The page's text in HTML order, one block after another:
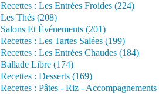
Recettes : Les Entrées Froides (224)
Les Thés (208)
Salons Et Événements (201)
Recettes : Les Tartes Salées (199)
Recettes : Les Entrées Chaudes (184)
Ballade Libre (174)
Recettes : Desserts (169)
Recettes : Pâtes - Riz - Accompagnements